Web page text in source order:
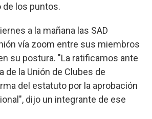
de los puntos.
a la mañana las SAD
vía zoom entre sus miembros
su postura. "La ratificamos ante
de la Unión de Clubes de
del estatuto por la aprobación
dijo un integrante de ese